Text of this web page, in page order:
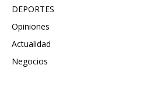
DEPORTES
Opiniones
Actualidad
Negocios